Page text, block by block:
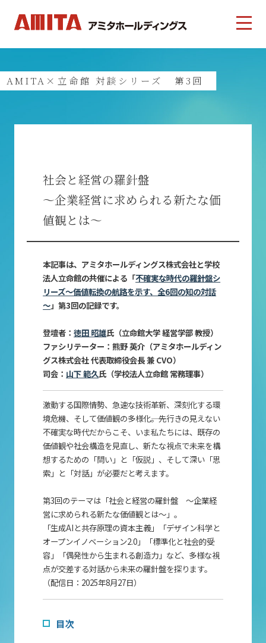
AMITA×立命館 対談シリーズ 第3回
社会と経営の羅針盤
～企業経営に求められる新たな価
値観とは～
本記事は、アミタホールディングス株式会社と学校
法人立命館の共催による「不確実な時代の羅針盤シ
リーズ～価値転換の航路を示す、全6回の知の対話
～」第3回の記録です。
登壇者：徳田 昭雄氏（立命館大学 経営学部 教授）
ファシリテーター：熊野 英介（アミタホールディン
グス株式会社 代表取締役会長 兼 CVO）
司会： 山下 範久氏（学校法人立命館 常務理事）
激動する国際情勢、急速な技術革新、深刻化する環
境危機、そして価値観の多様化――。先行きの見えない
不確実な時代だからこそ、いま私たちには、既存の
価値観や社会構造を見直し、新たな視点で未来を構
想するための「問い」と「仮説」、そして深い「思
索」と「対話」が必要だと考えます。
第3回のテーマは「社会と経営の羅針盤 ～企業経
営に求められる新たな価値観とは～」。
「生成AIと共存原理の資本主義」「デザイン科学と
オープンイノベーション2.0」「標準化と社会的受
容」「偶発性から生まれる創造力」など、多様な視
点が交差する対話から未来の羅針盤を探ります。
（配信日： 2025年8月27日）
目次